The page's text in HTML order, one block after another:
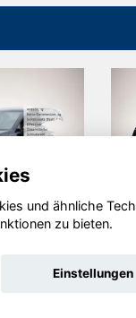
und ähnliche
zu bieten.
Einstellungen